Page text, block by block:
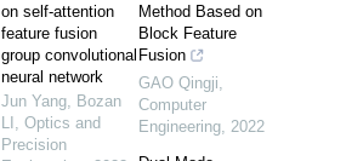
on self-attention
feature fusion
group convolutional
neural network
Jun Yang, Bozan
LI , Optics and
Precision
Method Based on
Block Feature
Fusion
GAO Qingji,
Computer
Engineering, 2022